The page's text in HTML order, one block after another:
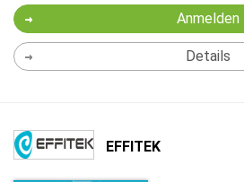
Anmelden
Details
EFFITEK